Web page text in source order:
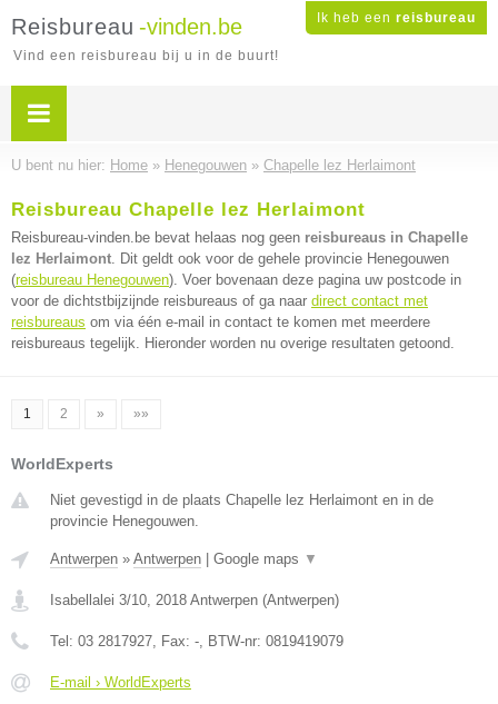
Ik heb een reisbureau
Reisbureau -vinden.be
Vind een reisbureau bij u in de buurt!
U bent nu hier: Home » Henegouwen » Chapelle lez Herlaimont
Reisbureau Chapelle lez Herlaimont
Reisbureau-vinden.be bevat helaas nog geen reisbureaus in Chapelle
lez Herlaimont. Dit geldt ook voor de gehele provincie Henegouwen
(reisbureau Henegouwen). Voer bovenaan deze pagina uw postcode in
voor de dichtstbijzijnde reisbureaus of ga naar direct contact met
reisbureaus om via één e-mail in contact te komen met meerdere
reisbureaus tegelijk. Hieronder worden nu overige resultaten getoond.
1 2 » »»
WorldExperts
Niet gevestigd in de plaats Chapelle lez Herlaimont en in de
provincie Henegouwen.
Antwerpen » Antwerpen Google maps ▼
Isabellalei 3/10, 2018 Antwerpen (Antwerpen)
Tel: 03 2817927, Fax: -, BTW-nr: 0819419079
E-mail › WorldExperts